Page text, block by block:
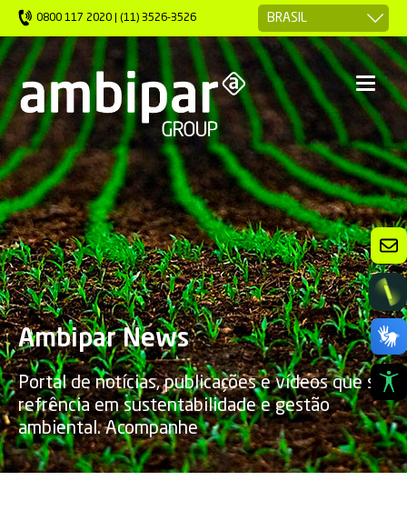
0800 117 2020 | (11) 3526-3526
Ambipar News
Portal de notícias, publicações e vídeos que são
refrência em sustentabilidade e gestão
ambiental. Acompanhe